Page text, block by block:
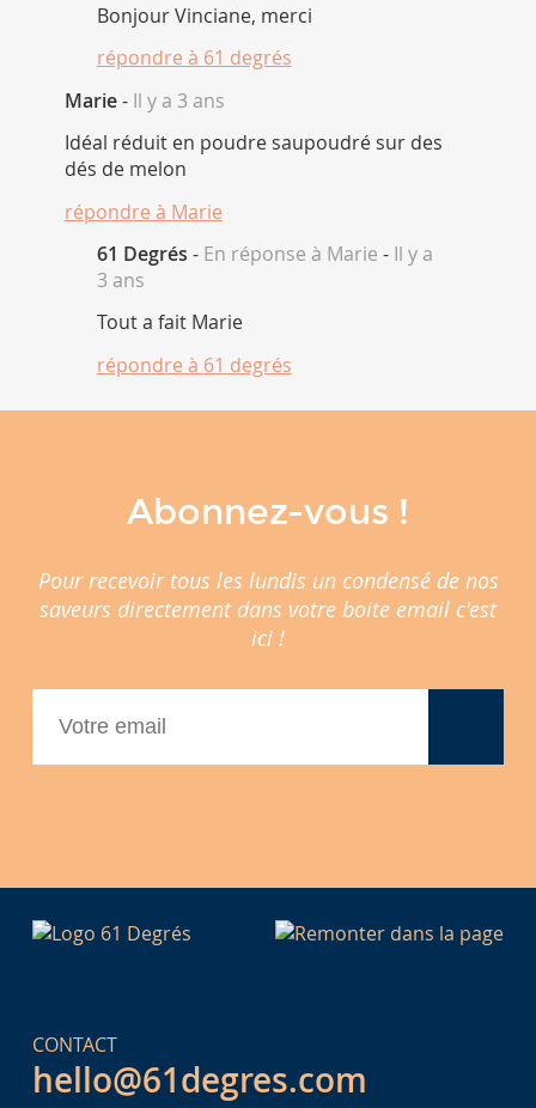
Bonjour Vinciane, merci
répondre à 61 degrés
Marie- Il y a 3 ans
Idéal réduit en poudre saupoudré sur des
dés de melon
répondre à Marie
61 Degrés - En réponse à Marie - Il y a
3 ans
Tout a fait Marie
répondre à 61 degrés
Abonnez-vous !
Pour recevoir tous les lundis un condensé de nos
saveurs directement dans votre boite email c'est
ici !
CONTACT
hello@61degres.com